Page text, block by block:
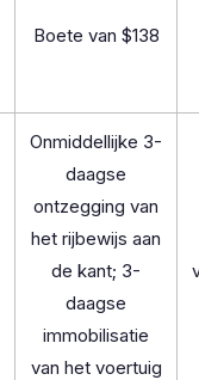
Boete van $138
Onmiddellijke 3-
daagse
ontzegging van
het rijbewijs aan
de kant; 3-
daagse
immobilisatie
van het voertuig